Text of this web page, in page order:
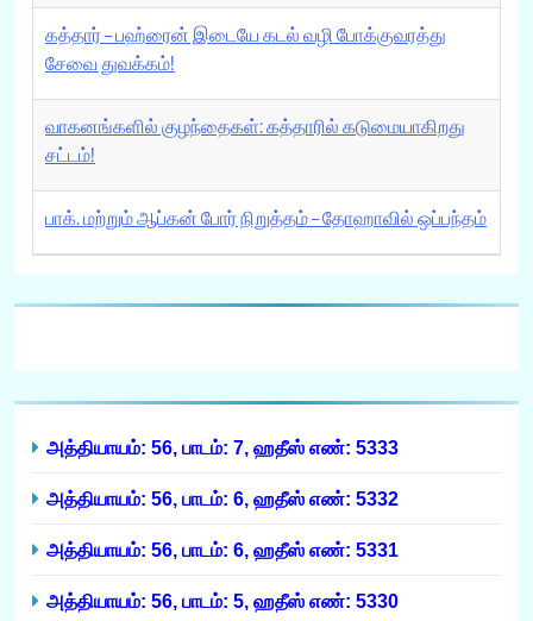
கத்தார் – பஹ்ரைன் இடையே கடல் வழி போக்குவரத்து
சேவை துவக்கம்!
வாகனங்களில் குழந்தைகள்: கத்தாரில் கடுமையாகிறது
சட்டம்!
பாக். மற்றும் ஆப்கன் போர் நிறுத்தம் – தோஹாவில் ஒப்பந்தம்
அத்தியாயம்: 56, பாடம்: 7, ஹதீஸ் எண்: 5333
அத்தியாயம்: 56, பாடம்: 6, ஹதீஸ் எண்: 5332
அத்தியாயம்: 56, பாடம்: 6, ஹதீஸ் எண்: 5331
அத்தியாயம்: 56, பாடம்: 5, ஹதீஸ் எண்: 5330